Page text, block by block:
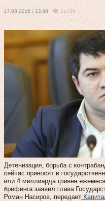
17.08.2016 / 13:30 21439
Детенизация, борьба с
сейчас приносят в
или 4 миллиарда гривен
брифинга заявил глава
Роман Насиров, передает